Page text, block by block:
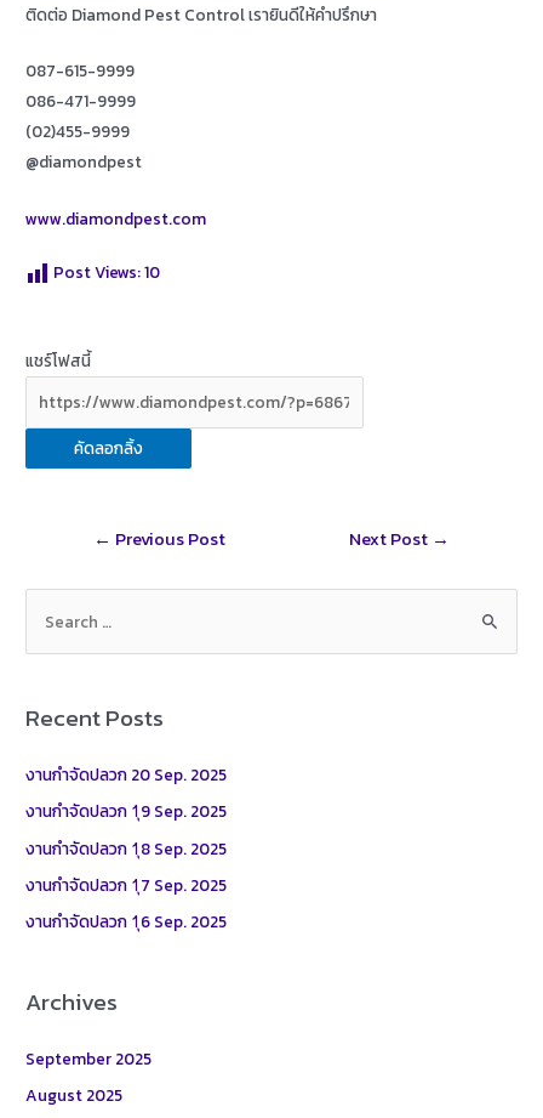
ติดต่อ Diamond Pest Control เรายินดีให้คำปรึกษา
087-615-9999
086-471-9999
(02)455-9999
@diamondpest
www.diamondpest.com
Post Views:10
แชร์โฟสนี้
คัดลอกลิ้ง
← Previous Post Next Post →
h
:
Recent Posts
งานกำจัดปลวก 20 Sep. 2025
งานกำจัดปลวก 1ุ9 Sep. 2025
งานกำจัดปลวก 1ุ8 Sep. 2025
งานกำจัดปลวก 1ุ7 Sep. 2025
งานกำจัดปลวก 1ุ6 Sep. 2025
Archives
September 2025
August 2025